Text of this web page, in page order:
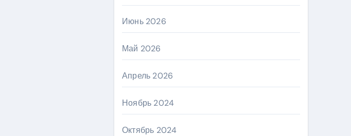
Июнь 2026
Май 2026
Апрель 2026
Ноябрь 2024
Октябрь 2024